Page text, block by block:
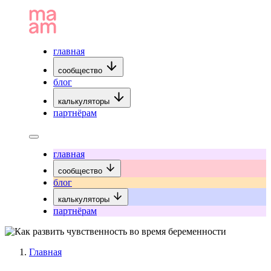
главная
сообщество
блог
калькуляторы
партнёрам
главная
сообщество
блог
калькуляторы
партнёрам
Главная